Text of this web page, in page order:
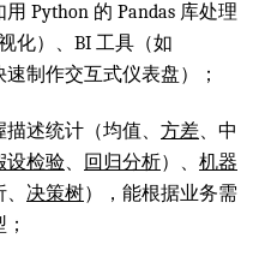
Python 的 Pandas 库处理
化）、BI 工具（如
速制作交互式仪表盘）；
述统计（均值、 方差、中
设检验、 回归分析）、 机器
决策树），能根据业务需